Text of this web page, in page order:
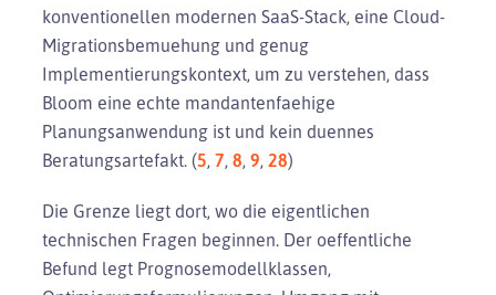
konventionellen modernen SaaS-Stack, eine Cloud-
Migrationsbemuehung und genug
Implementierungskontext, um zu verstehen, dass
Bloom eine echte mandantenfaehige
Planungsanwendung ist und kein duennes
Beratungsartefakt. (5, 7, 8, 9, 28)
Die Grenze liegt dort, wo die eigentlichen
technischen Fragen beginnen. Der oeffentliche
Befund legt Prognosemodellklassen,